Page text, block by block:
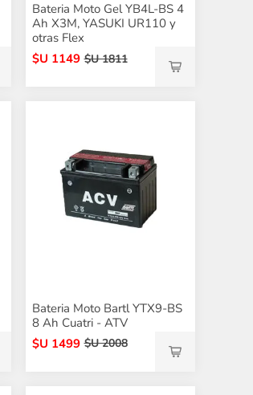
Bateria Moto Gel YB4L-BS 4
Ah X3M, YASUKI UR110 y
otras Flex
$U 1149 $U 1811
Bateria Moto Bartl YTX9-BS
8 Ah Cuatri - ATV
$U 1499 $U 2008